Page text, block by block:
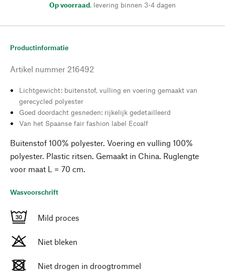
Op voorraad, levering binnen 3-4 dagen
Productinformatie
Artikel nummer 216492
Lichtgewicht: buitenstof, vulling en voering gemaakt van
gerecycled polyester
Goed doordacht gesneden: rijkelijk gedetailleerd
Van het Spaanse fair fashion label Ecoalf
Buitenstof 100% polyester. Voering en vulling 100%
polyester. Plastic ritsen. Gemaakt in China. Ruglengte
voor maat L = 70 cm.
Wasvoorschrift
Mild proces
Niet bleken
Niet drogen in droogtrommel